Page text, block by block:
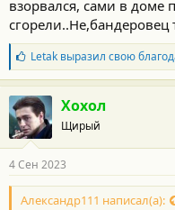
взорвался, сами в доме
сгорели..Не,бандеровец
Б
л
а
г
о
д
а
н
о
с
Letakвыразил свою
Хохол
Щирый
4 Сен 2023
Александр111 написал(а):